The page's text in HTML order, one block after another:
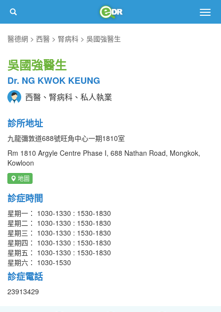
醫德網
西醫 腎病科 吳國強醫生
吳國強醫生
Dr. NG KWOK KEUNG
西醫、腎病科、私人執業
診所地址
九龍彌敦道688號旺角中心一期1810室
Rm 1810 Argyle Centre Phase I, 688 Nathan Road, Mongkok,
Kowloon
地圖
診症時間
星期一： 1030-1330 : 1530-1830
星期二： 1030-1330 : 1530-1830
星期三： 1030-1330 : 1530-1830
星期四： 1030-1330 : 1530-1830
星期五： 1030-1330 : 1530-1830
星期六： 1030-1530
診症電話
23913429